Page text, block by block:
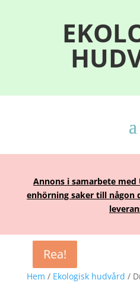
Annons i samarbete med
enhörning saker till någon
Hem / Ekologisk hudvård /
Rea!
Rea!
Rea!